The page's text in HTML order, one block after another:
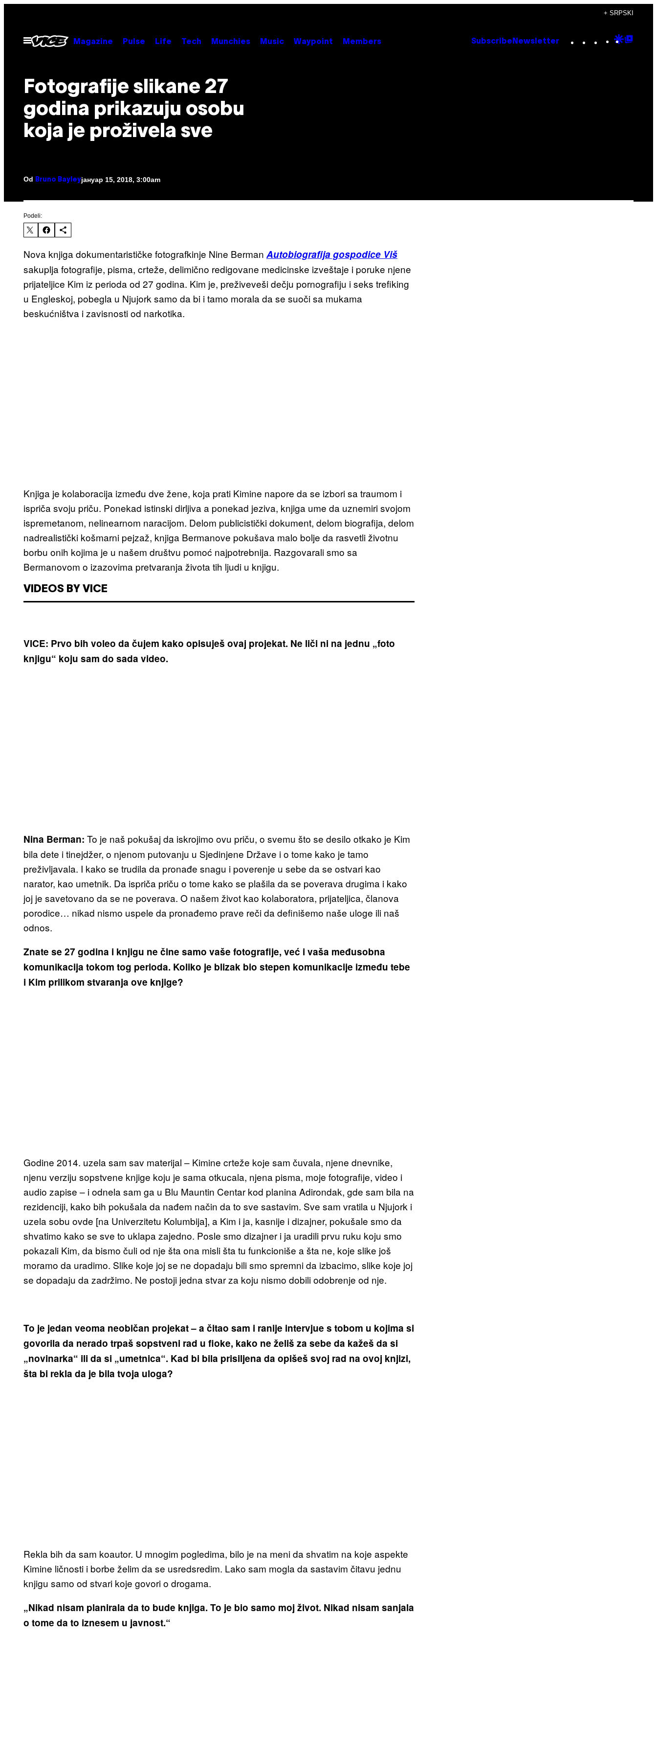
садржај
+ SRPSKI
Otvori
Meni
Magazine Pulse Life Tech Munchies Music Waypoint Members Subscribe Newsletter Instagram
TikTok
YouTube
Google
Fotografije slikane 27
godina prikazuju osobu
koja je proživela sve
Od Bruno Bayleyјануар 15, 2018, 3:00am
Podeli:
Nova knjiga dokumentarističke fotografkinje Nine Berman Autobiografija gospodice Viš
sakuplja fotografije, pisma, crteže, delimično redigovane medicinske izveštaje i poruke njene
prijateljice Kim iz perioda od 27 godina. Kim je, preživeveši dečju pornografiju i seks trefiking
u Engleskoj, pobegla u Njujork samo da bi i tamo morala da se suoči sa mukama
beskućništva i zavisnosti od narkotika.
Knjiga je kolaboracija između dve žene, koja prati Kimine napore da se izbori sa traumom i
ispriča svoju priču. Ponekad istinski dirljiva a ponekad jeziva, knjiga ume da uznemiri svojom
ispremetanom, nelinearnom naracijom. Delom publicistički dokument, delom biografija, delom
nadrealistički košmarni pejzaž, knjiga Bermanove pokušava malo bolje da rasvetli životnu
borbu onih kojima je u našem društvu pomoć najpotrebnija. Razgovarali smo sa
Bermanovom o izazovima pretvaranja života tih ljudi u knjigu.
VIDEOS BY VICE
VICE: Prvo bih voleo da čujem kako opisuješ ovaj projekat. Ne liči ni na jednu „foto
knjigu“ koju sam do sada video.
Nina Berman: To je naš pokušaj da iskrojimo ovu priču, o svemu što se desilo otkako je Kim
bila dete i tinejdžer, o njenom putovanju u Sjedinjene Države i o tome kako je tamo
preživljavala. I kako se trudila da pronađe snagu i poverenje u sebe da se ostvari kao
narator, kao umetnik. Da ispriča priču o tome kako se plašila da se poverava drugima i kako
joj je savetovano da se ne poverava. O našem život kao kolaboratora, prijateljica, članova
porodice… nikad nismo uspele da pronađemo prave reči da definišemo naše uloge ili naš
odnos.
Znate se 27 godina i knjigu ne čine samo vaše fotografije, već i vaša međusobna
komunikacija tokom tog perioda. Koliko je blizak bio stepen komunikacije između tebe
i Kim prilikom stvaranja ove knjige?
Godine 2014. uzela sam sav materijal – Kimine crteže koje sam čuvala, njene dnevnike,
njenu verziju sopstvene knjige koju je sama otkucala, njena pisma, moje fotografije, video i
audio zapise – i odnela sam ga u Blu Mauntin Centar kod planina Adirondak, gde sam bila na
rezidenciji, kako bih pokušala da nađem način da to sve sastavim. Sve sam vratila u Njujork i
uzela sobu ovde [na Univerzitetu Kolumbija], a Kim i ja, kasnije i dizajner, pokušale smo da
shvatimo kako se sve to uklapa zajedno. Posle smo dizajner i ja uradili prvu ruku koju smo
pokazali Kim, da bismo čuli od nje šta ona misli šta tu funkcioniše a šta ne, koje slike još
moramo da uradimo. Slike koje joj se ne dopadaju bili smo spremni da izbacimo, slike koje joj
se dopadaju da zadržimo. Ne postoji jedna stvar za koju nismo dobili odobrenje od nje.
To je jedan veoma neobičan projekat – a čitao sam i ranije intervjue s tobom u kojima si
govorila da nerado trpaš sopstveni rad u fioke, kako ne želiš za sebe da kažeš da si
„novinarka“ ili da si „umetnica“. Kad bi bila prisiljena da opišeš svoj rad na ovoj knjizi,
šta bi rekla da je bila tvoja uloga?
Rekla bih da sam koautor. U mnogim pogledima, bilo je na meni da shvatim na koje aspekte
Kimine ličnosti i borbe želim da se usredsredim. Lako sam mogla da sastavim čitavu jednu
knjigu samo od stvari koje govori o drogama.
„Nikad nisam planirala da to bude knjiga. To je bio samo moj život. Nikad nisam sanjala
o tome da to iznesem u javnost.“